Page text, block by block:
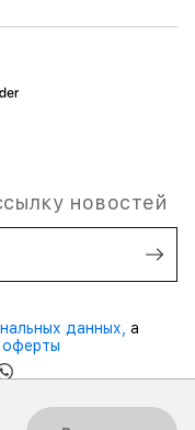
новостей
данных, а
оферты